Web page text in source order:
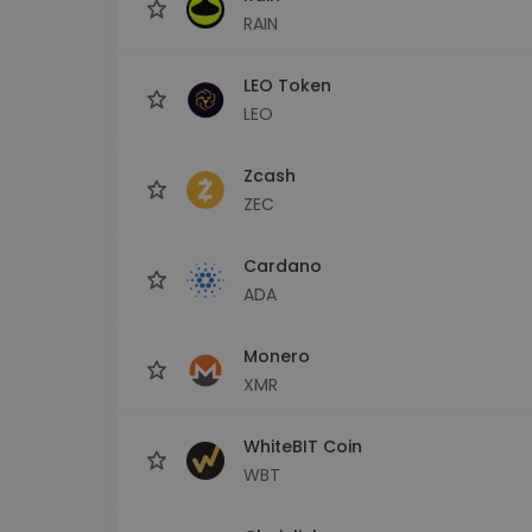
RAIN
LEO Token
LEO
Zcash
ZEC
Cardano
ADA
Monero
XMR
WhiteBIT Coin
WBT